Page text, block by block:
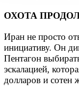
ОХОТА
Иран не просто
инициативу. Он
Пентагон
эскалацией,
долларов и сотен